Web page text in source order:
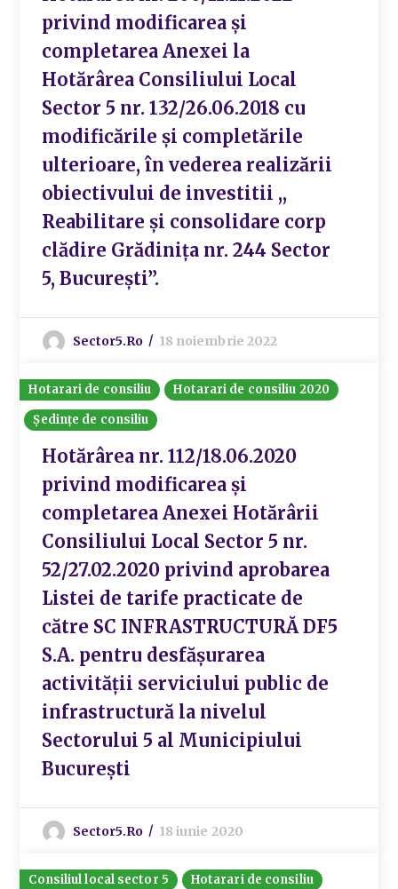
privind modificarea și
completarea Anexei la
Hotărârea Consiliului Local
Sector 5 nr. 132/26.06.2018 cu
modificările și completările
ulterioare, în vederea realizării
obiectivului de investitii ,,
Reabilitare și consolidare corp
clădire Grădinița nr. 244 Sector
5, București”.
Sector5.ro 18 noiembrie 2022
Hotarari de consiliu
Hotarari de consiliu 2020
Ședințe de consiliu
Hotărârea nr. 112/18.06.2020
privind modificarea și
completarea Anexei Hotărârii
Consiliului Local Sector 5 nr.
52/27.02.2020 privind aprobarea
Listei de tarife practicate de
către SC INFRASTRUCTURĂ DF5
S.A. pentru desfășurarea
activității serviciului public de
infrastructură la nivelul
Sectorului 5 al Municipiului
București
Sector5.ro 18 iunie 2020
Consiliul local sector 5
Hotarari de consiliu